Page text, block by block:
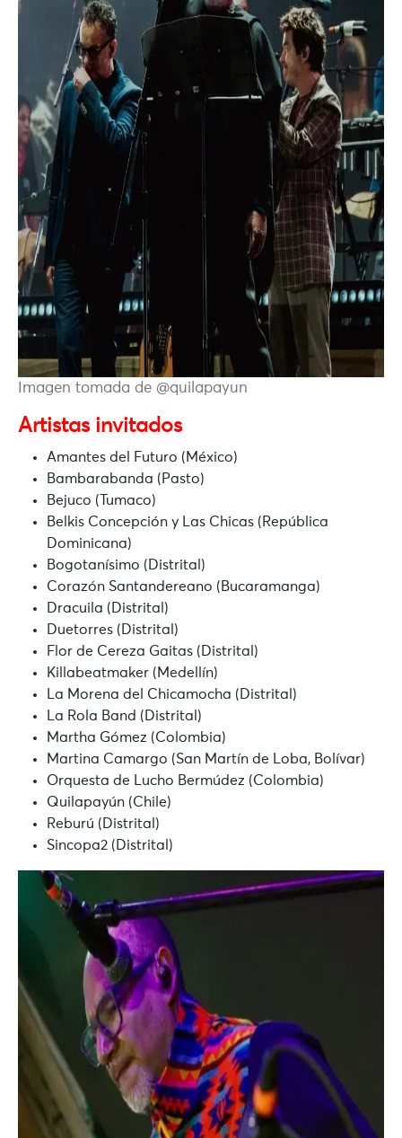
Imagen tomada de @quilapayun
Artistas invitados
Amantes del Futuro (México)
Bambarabanda (Pasto)
Bejuco (Tumaco)
Belkis Concepción y Las Chicas (República
Dominicana)
Bogotanísimo (Distrital)
Corazón Santandereano (Bucaramanga)
Dracuila (Distrital)
Duetorres (Distrital)
Flor de Cereza Gaitas (Distrital)
Killabeatmaker (Medellín)
La Morena del Chicamocha (Distrital)
La Rola Band (Distrital)
Martha Gómez (Colombia)
Martina Camargo (San Martín de Loba, Bolívar)
Orquesta de Lucho Bermúdez (Colombia)
Quilapayún (Chile)
Reburú (Distrital)
Sincopa2 (Distrital)